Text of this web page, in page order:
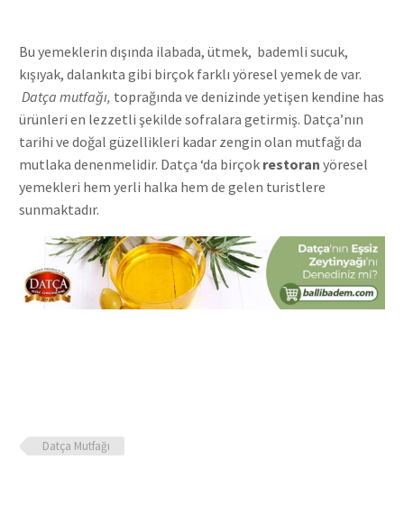
Bu yemeklerin dışında ilabada, ütmek, bademli sucuk,
kışıyak, dalankıta gibi birçok farklı yöresel yemek de var.
Datça mutfağı, toprağında ve denizinde yetişen kendine has
ürünleri en lezzetli şekilde sofralara getirmiş. Datça’nın
tarihi ve doğal güzellikleri kadar zengin olan mutfağı da
mutlaka denenmelidir. Datça ‘da birçok restoran yöresel
yemekleri hem yerli halka hem de gelen turistlere
sunmaktadır.
Datça Mutfağı